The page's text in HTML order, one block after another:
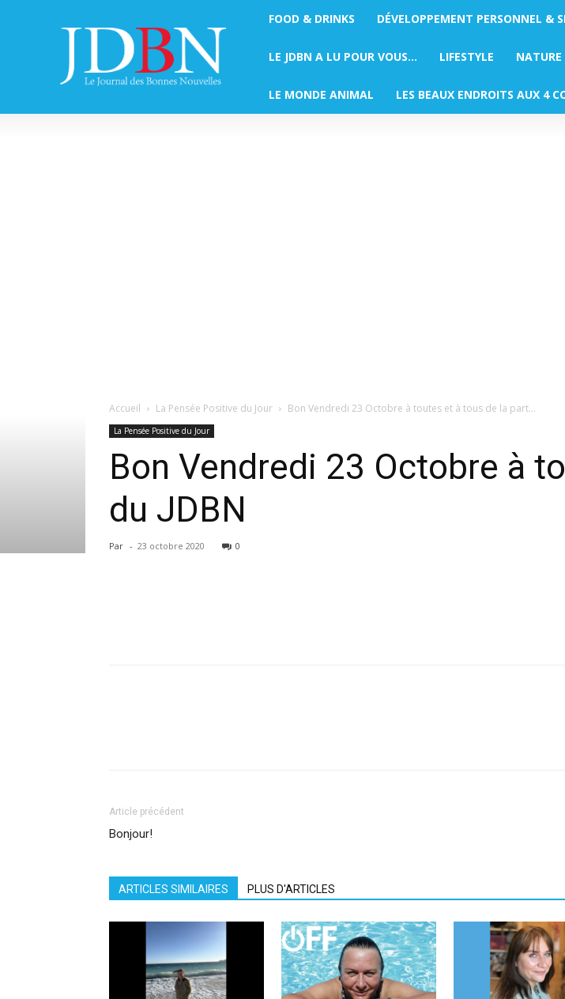
FOOD & DRINKS DÉVELOPPEMENT PERSONNEL &
LE JDBN A LU POUR VOUS… LIFESTYLE
LE MONDE ANIMAL LES BEAUX ENDROITS AUX 4
Accueil La Pensée Positive du Jour Bon Vendredi 23 Octobre à toutes et à tous de la part...
La Pensée Positive du Jour
Bon Vendredi 23 Octobre à
du JDBN
Par - 23 octobre 2020 0
Article précédent
Bonjour!
ARTICLES SIMILAIRES PLUS D'ARTICLES